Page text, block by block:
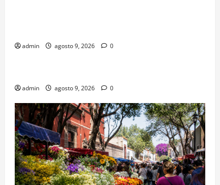
admin agosto 9, 2026 0
Turismo
admin agosto 9, 2026 0